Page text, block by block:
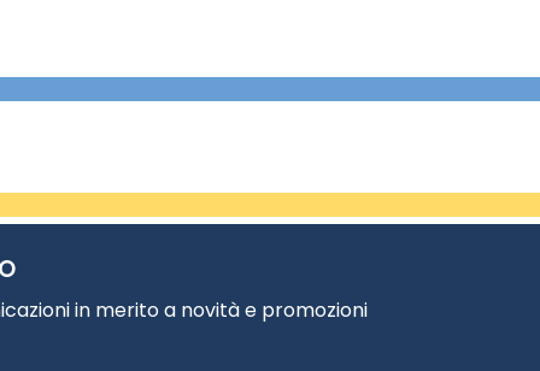
in merito a novità e promozioni